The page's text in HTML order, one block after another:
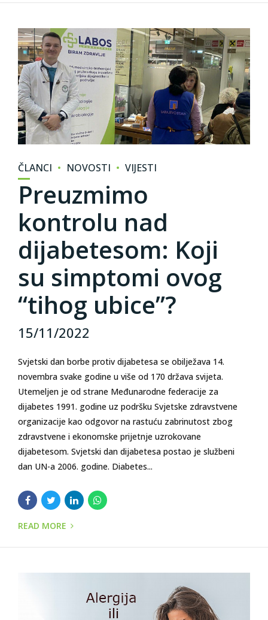
ČLANCI NOVOSTI VIJESTI
Preuzmimo
kontrolu nad
dijabetesom: Koji
su simptomi ovog
“tihog ubice”?
15/11/2022
Svjetski dan borbe protiv dijabetesa se obilježava 14.
novembra svake godine u više od 170 država svijeta.
Utemeljen je od strane Međunarodne federacije za
dijabetes 1991. godine uz podršku Svjetske zdravstvene
organizacije kao odgovor na rastuću zabrinutost zbog
zdravstvene i ekonomske prijetnje uzrokovane
dijabetesom. Svjetski dan dijabetesa postao je službeni
dan UN-a 2006. godine. Diabetes...
READ MORE